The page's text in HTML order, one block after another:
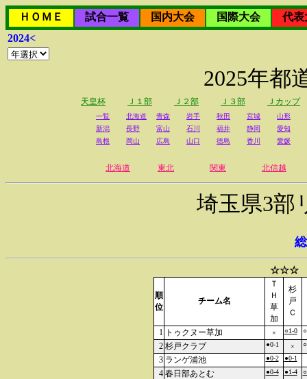
ＨＯＭＥ 試合一覧 国内大会 国際大会
代表
2024<
2025年都
天皇杯 Ｊ１部 Ｊ２部 Ｊ３部 Ｊカップ
一覧 北海道 青森 岩手 秋田 宮城
山形
新潟
長野 富山 石川 福井 静岡
愛知
島根
岡山 広島 山口 徳島 香川 愛媛
北海道 東北 関東 北信越
埼玉県3部
☆☆☆
順
位
チーム名
Ｔ
Ｈ
草
加
杉
戸
Ｃ
1 トゥクヌー草加 × ○1-0
2 杉戸クラブ ●0-1 ×
3 ランゲ浦池 ●0-2 ●0-1
4 春日部あとむ ●0-4 ●1-4